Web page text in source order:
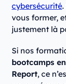
cybersécurité.
vous former,
justement là
Si nos
bootcamps
Report, ce